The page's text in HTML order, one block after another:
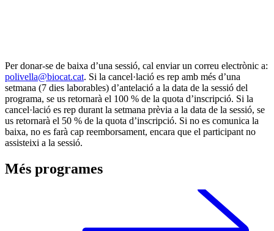
Per donar-se de baixa d’una sessió, cal enviar un correu electrònic a:
polivella@biocat.cat. Si la cancel·lació es rep amb més d’una
setmana (7 dies laborables) d’antelació a la data de la sessió del
programa, se us retornarà el 100 % de la quota d’inscripció. Si la
cancel·lació es rep durant la setmana prèvia a la data de la sessió, se
us retornarà el 50 % de la quota d’inscripció. Si no es comunica la
baixa, no es farà cap reemborsament, encara que el participant no
assisteixi a la sessió.
Més programes